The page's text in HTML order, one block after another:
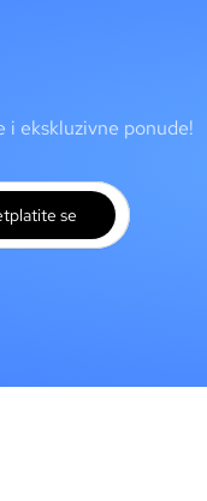
i ekskluzivne ponude!
se